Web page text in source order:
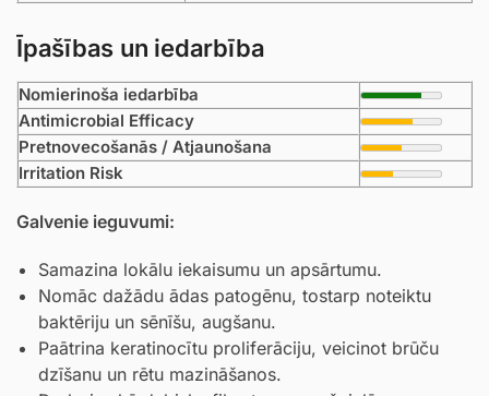
Īpašības un iedarbība
Nomierinoša iedarbība
Antimicrobial Efficacy
Pretnovecošanās / Atjaunošana
Irritation Risk
Galvenie ieguvumi:
Samazina lokālu iekaisumu un apsārtumu.
Nomāc dažādu ādas patogēnu, tostarp noteiktu
baktēriju un sēnīšu, augšanu.
Paātrina keratinocītu proliferāciju, veicinot brūču
dzīšanu un rētu mazināšanos.